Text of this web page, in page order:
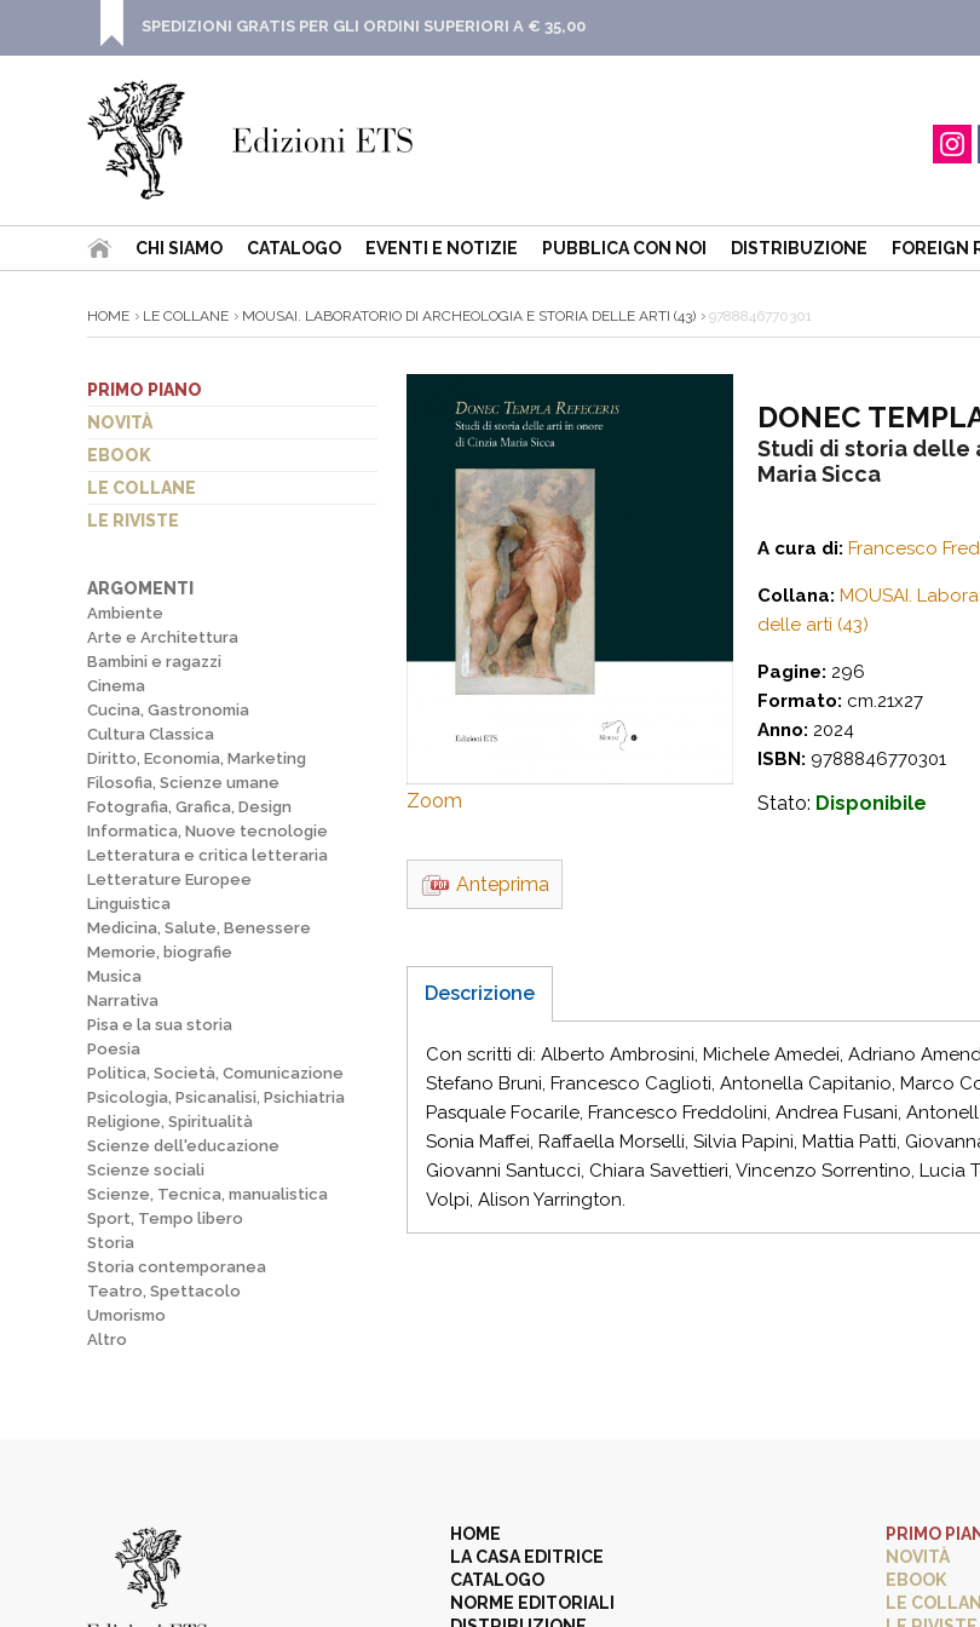
SPEDIZIONI GRATIS PER GLI ORDINI SUPERIORI A € 35,00
CHI SIAMO CATALOGO EVENTI E NOTIZIE PUBBLICA CON NOI DISTRIBUZIONE FOREIGN
HOME LE COLLANE MOUSAI. LABORATORIO DI ARCHEOLOGIA E STORIA DELLE ARTI (43) 9788846770301
PRIMO PIANO
NOVITÀ
EBOOK
LE COLLANE
LE RIVISTE
ARGOMENTI
Ambiente
Arte e Architettura
Bambini e ragazzi
Cinema
Cucina, Gastronomia
Cultura Classica
Diritto, Economia, Marketing
Filosofia, Scienze umane
Fotografia, Grafica, Design
Informatica, Nuove tecnologie
Letteratura e critica letteraria
Letterature Europee
Linguistica
Medicina, Salute, Benessere
Memorie, biografie
Musica
Narrativa
Pisa e la sua storia
Poesia
Politica, Società, Comunicazione
Psicologia, Psicanalisi, Psichiatria
Religione, Spiritualità
Scienze dell'educazione
Scienze sociali
Scienze, Tecnica, manualistica
Sport, Tempo libero
Storia
Storia contemporanea
Teatro, Spettacolo
Umorismo
Altro
Zoom
DONEC
Studi di storia delle
Maria Sicca
A cura di: Francesco
Collana: MOUSAI.
delle arti (43)
Pagine: 296
Formato: cm.21x27
Anno: 2024
ISBN: 9788846770301
Stato: Disponibile
Anteprima
Descrizione
Con scritti di: Alberto Ambrosini, Michele Amedei, Adriano
Stefano Bruni, Francesco Caglioti, Antonella Capitanio, Marco
Pasquale Focarile, Francesco Freddolini, Andrea Fusani,
Sonia Maffei, Raffaella Morselli, Silvia Papini, Mattia Patti,
Giovanni Santucci, Chiara Savettieri, Vincenzo Sorrentino, Lucia
Volpi, Alison Yarrington.
HOME
LA CASA EDITRICE
CATALOGO
NORME EDITORIALI
PRIMO
NOVITÀ
EBOOK
LE